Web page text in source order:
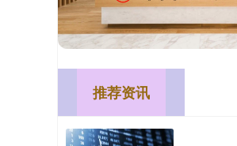
推荐资讯